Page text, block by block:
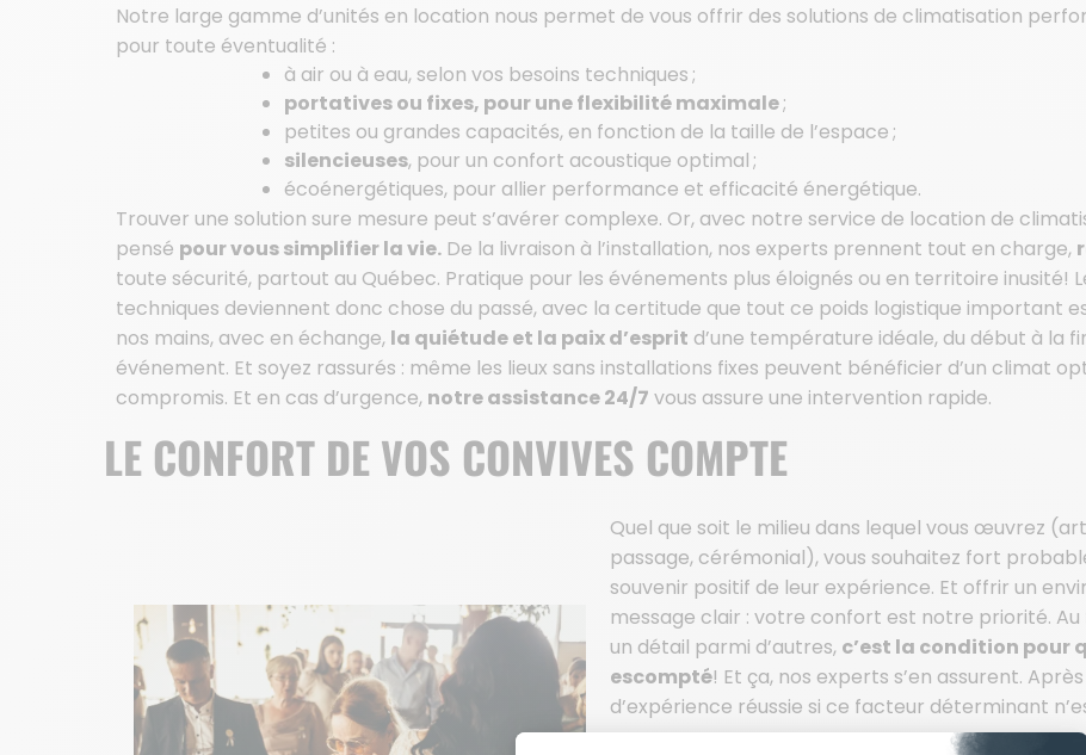
Notre large gamme d’unités en location nous permet de vous offrir des solutions de climatisation
pour toute éventualité :
à air ou à eau, selon vos besoins techniques ;
portatives ou fixes, pour une flexibilité maximale;
petites ou grandes capacités, en fonction de la taille de l’espace ;
silencieuses, pour un confort acoustique optimal ;
écoénergétiques, pour allier performance et efficacité énergétique.
Trouver une solution sure mesure peut s’avérer complexe. Or, avec notre service de location de
pensé pour vous simplifier la vie. De la livraison à l’installation, nos experts prennent tout en charge,
toute sécurité, partout au Québec. Pratique pour les événements plus éloignés ou en territoire inusité!
techniques deviennent donc chose du passé, avec la certitude que tout ce poids logistique important
nos mains, avec en échange, la quiétude et la paix d’esprit d’une température idéale, du début à la
événement. Et soyez rassurés : même les lieux sans installations fixes peuvent bénéficier d’un climat
compromis. Et en cas d’urgence, notre assistance 24/7 vous assure une intervention rapide.
LE CONFORT DE VOS CONVIVES COMPTE
Quel que soit le milieu dans lequel vous œuvrez
passage, cérémonial), vous souhaitez fort
souvenir positif de leur expérience. Et offrir un
message clair : votre confort est notre priorité.
un détail parmi d’autres, c’est la condition pour
escompté! Et ça, nos experts s’en assurent.
d’expérience réussie si ce facteur déterminant